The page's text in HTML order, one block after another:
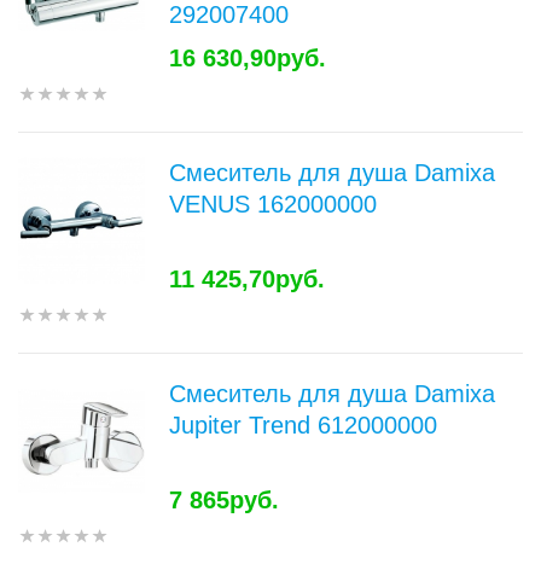
292007400
16 630,90руб.
Смеситель для душа Damixa
VENUS 162000000
11 425,70руб.
Смеситель для душа Damixa
Jupiter Trend 612000000
7 865руб.